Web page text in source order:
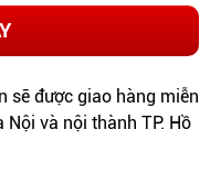
sẽ được giao hàng miễn
và nội thành TP. Hồ